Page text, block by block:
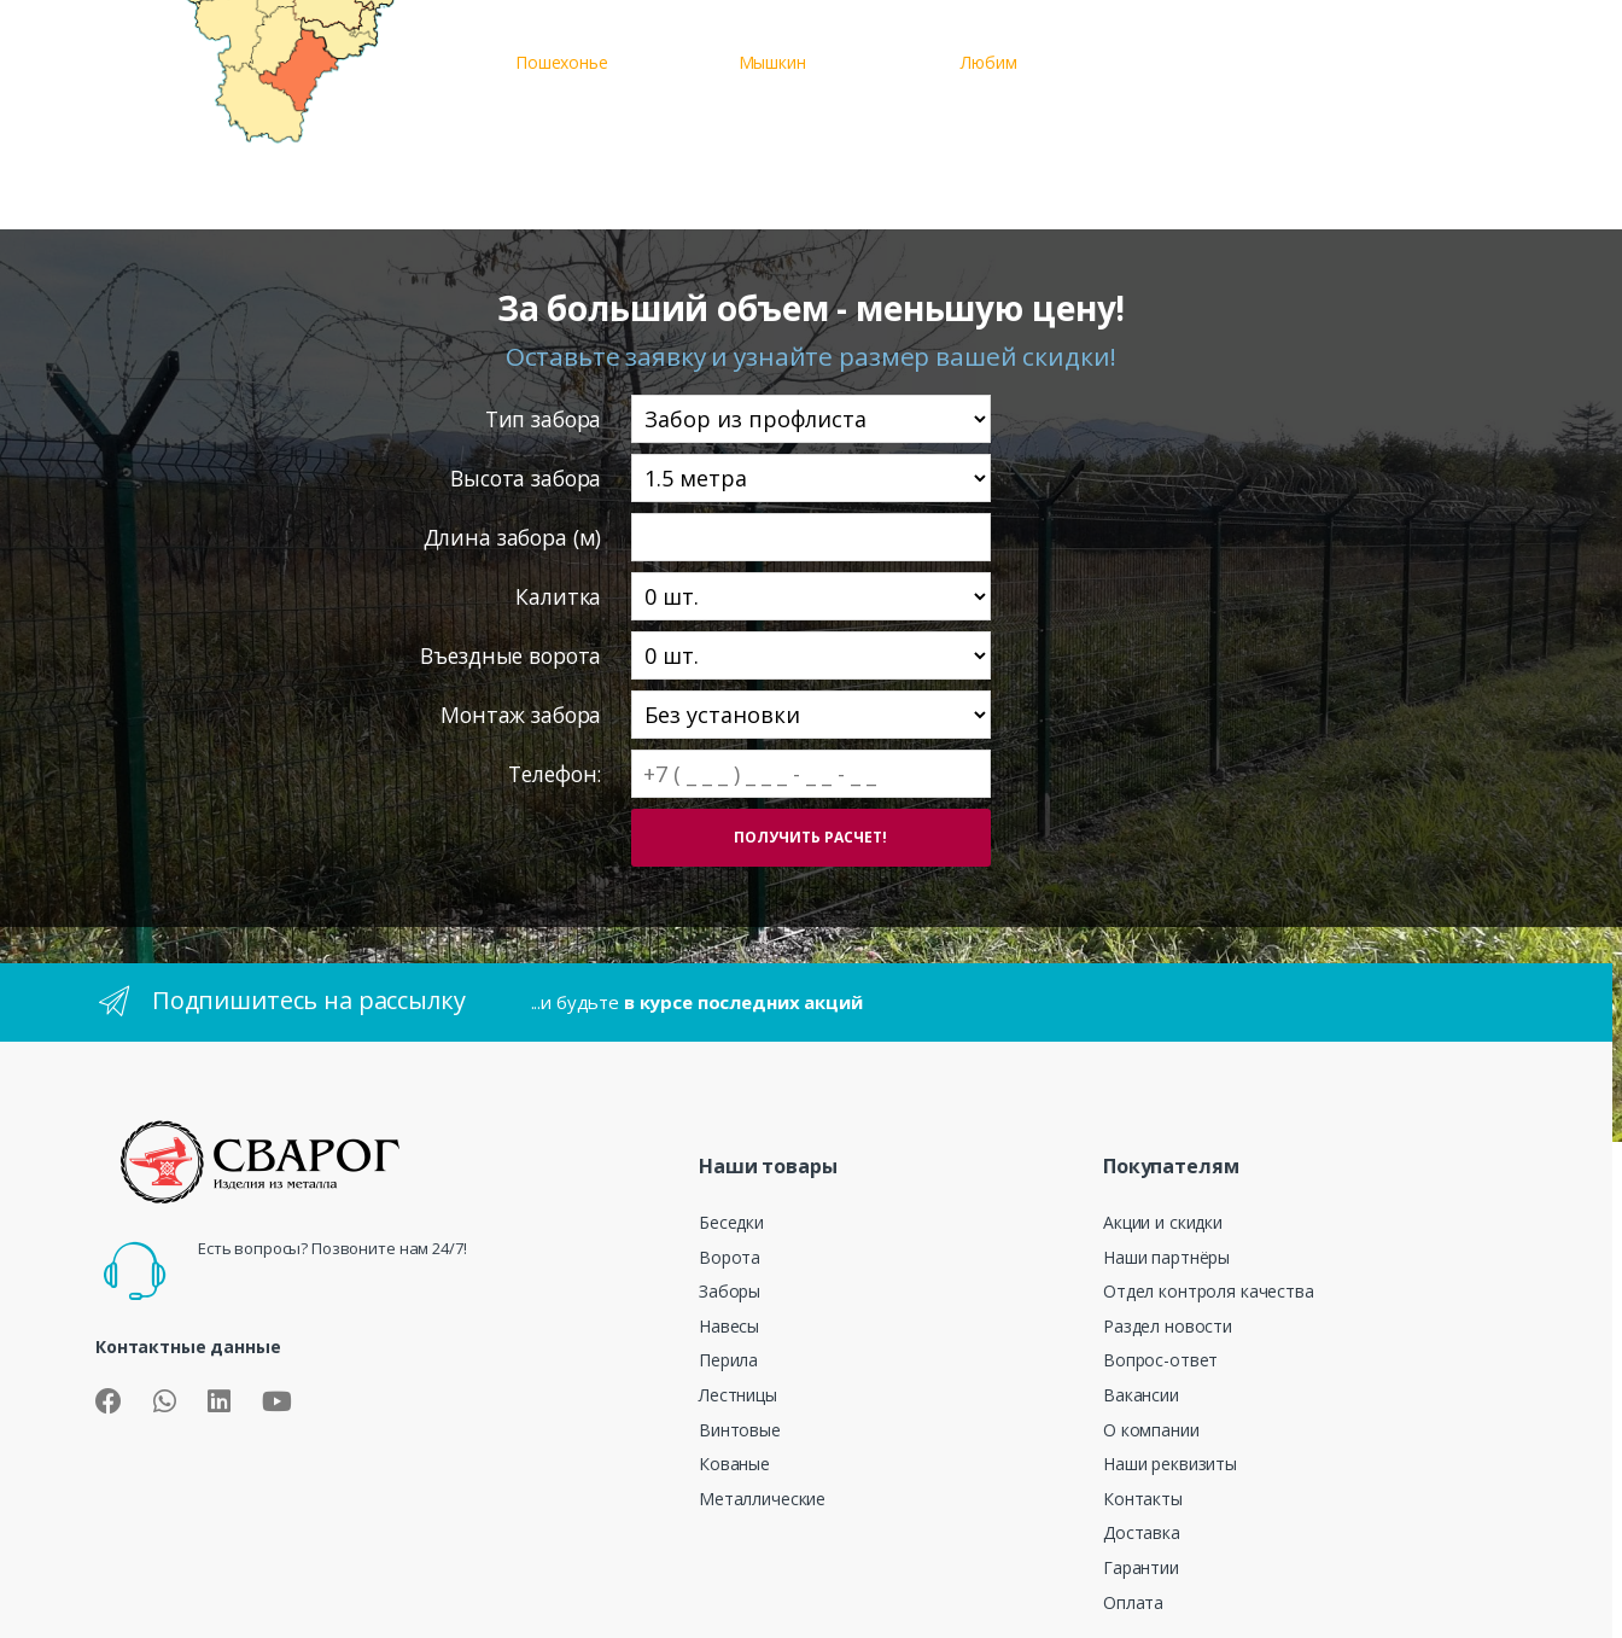
Пошехонье Мышкин Любим
За больший объем - меньшую цену!
Оставьте заявку и узнайте размер вашей скидки!
Тип забора
Высота забора
Длина забора (м)
Калитка
Въездные ворота
Монтаж забора
Телефон:
Подпишитесь на рассылку ...и будьте в курсе последних акций
Есть вопросы? Позвоните нам 24/7!
Контактные данные
Наши товары
Беседки
Ворота
Заборы
Навесы
Перила
Лестницы
Винтовые
Кованые
Металлические
Покупателям
Акции и скидки
Наши партнёры
Отдел контроля качества
Раздел новости
Вопрос-ответ
Вакансии
О компании
Наши реквизиты
Контакты
Доставка
Гарантии
Оплата